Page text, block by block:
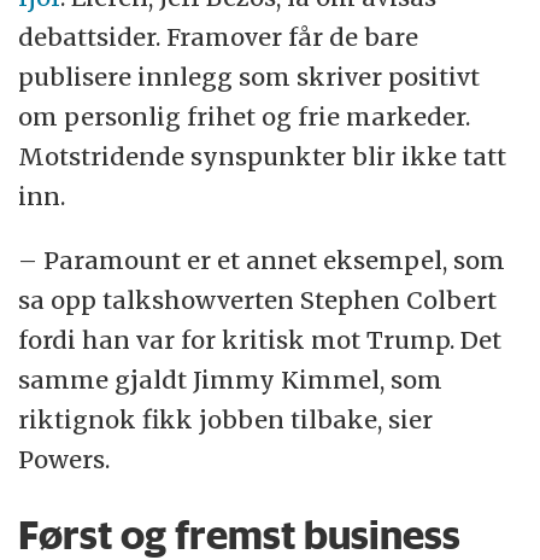
debattsider. Framover får de bare
publisere innlegg som skriver positivt
om personlig frihet og frie markeder.
Motstridende synspunkter blir ikke tatt
inn.
– Paramount er et annet eksempel, som
sa opp talkshowverten Stephen Colbert
fordi han var for kritisk mot Trump. Det
samme gjaldt Jimmy Kimmel, som
riktignok fikk jobben tilbake, sier
Powers.
Først og fremst business